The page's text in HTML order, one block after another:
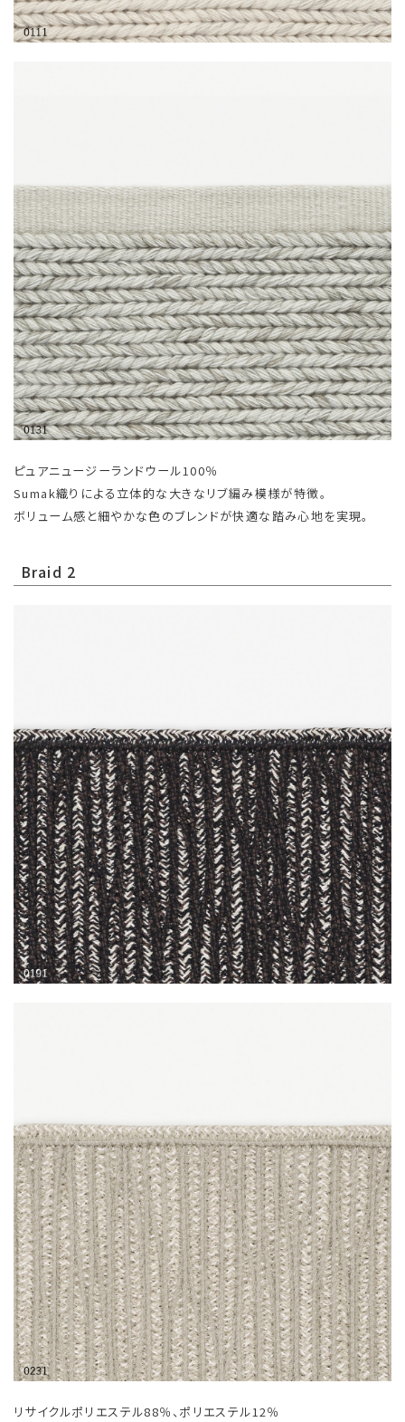
ピュアニュージーランドウール100％
Sumak織りによる立体的な大きなリブ編み模様が特徴。
ボリューム感と細やかな色のブレンドが快適な踏み心地を実現。
Braid 2
リサイクルポリエステル88％、ポリエステル12％